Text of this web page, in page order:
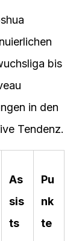
bis
in den
Tendenz.
As
sis
ts
Pu
nk
te